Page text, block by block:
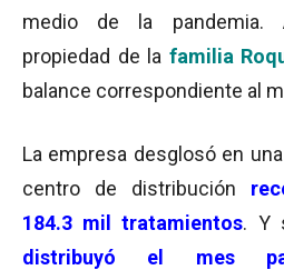
medio de la pandemia.
propiedad de la familia
balance correspondiente al
La empresa desglosó en una
centro de distribución
184.3 mil tratamientos. Y
distribuyó el mes